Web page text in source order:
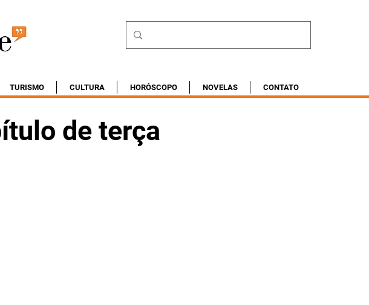
TURISMO CULTURA HORÓSCOPO NOVELAS CONTATO
de terça